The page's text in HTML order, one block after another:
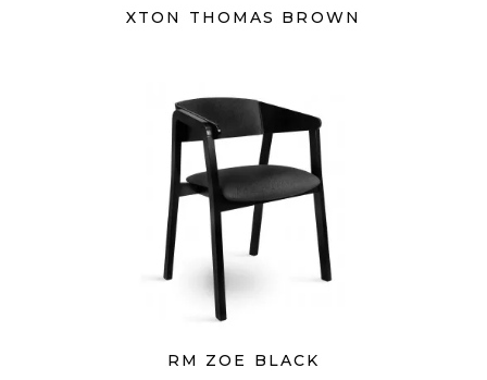
XTON THOMAS BROWN
RM ZOE BLACK